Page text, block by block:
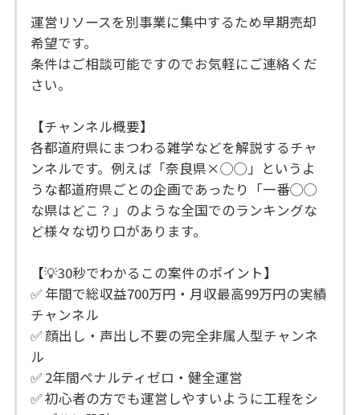
運営リソースを別事業に集中するため早期売却
希望です。
条件はご相談可能ですのでお気軽にご連絡くだ
さい。
【チャンネル概要】
各都道府県にまつわる雑学などを解説するチャ
ンネルです。例えば「奈良県×◯◯」というよ
うな都道府県ごとの企画であったり「一番◯◯
な県はどこ？」のような全国でのランキングな
ど様々な切り口があります。
【💡30秒でわかるこの案件のポイント】
✅ 年間で総収益700万円・月収最高99万円の実績
チャンネル
✅ 顔出し・声出し不要の完全非属人型チャンネ
ル
✅ 2年間ペナルティゼロ・健全運営
✅ 初心者の方でも運営しやすいように工程をシ